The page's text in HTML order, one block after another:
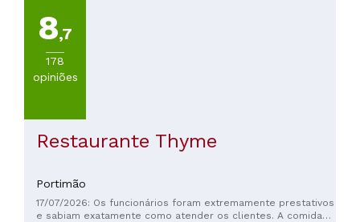
8,7
178
opiniões
Restaurante Thyme
Portimão
17/07/2026: Os funcionários foram extremamente prestativos
e sabiam exatamente como atender os clientes. A comida